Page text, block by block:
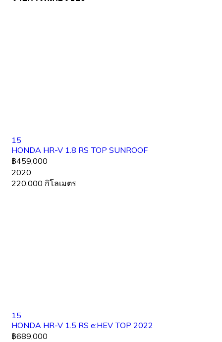
15
HONDA HR-V 1.8 RS TOP SUNROOF
฿459,000
2020
220,000 กิโลเมตร
15
HONDA HR-V 1.5 RS e:HEV TOP 2022
฿689,000